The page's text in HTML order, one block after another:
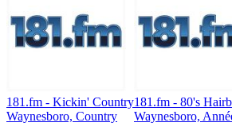
181.fm - Kickin' Country
Waynesboro, Country
181.fm - 80's
Waynesboro,